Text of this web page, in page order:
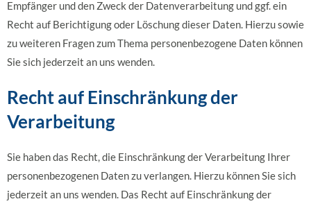
Empfänger und den Zweck der Datenverarbeitung und ggf. ein
Recht auf Berichtigung oder Löschung dieser Daten. Hierzu sowie
zu weiteren Fragen zum Thema personenbezogene Daten können
Sie sich jederzeit an uns wenden.
Recht auf Einschränkung der
Verarbeitung
Sie haben das Recht, die Einschränkung der Verarbeitung Ihrer
personenbezogenen Daten zu verlangen. Hierzu können Sie sich
jederzeit an uns wenden. Das Recht auf Einschränkung der